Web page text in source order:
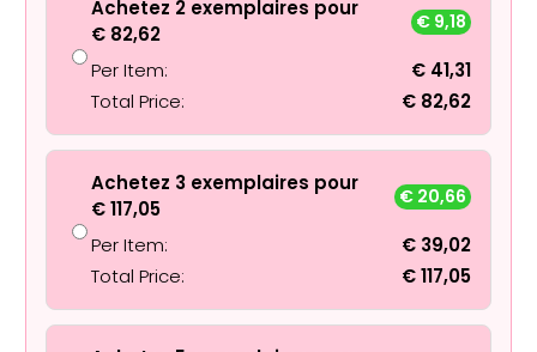
Achetez 2 exemplaires pour
€ 82,62
€ 9,18
Per Item: € 41,31
Total Price:
€ 82,62
Achetez 3 exemplaires pour
€117,05
€ 20,66
Per Item: € 39,02
Total Price:
€117,05